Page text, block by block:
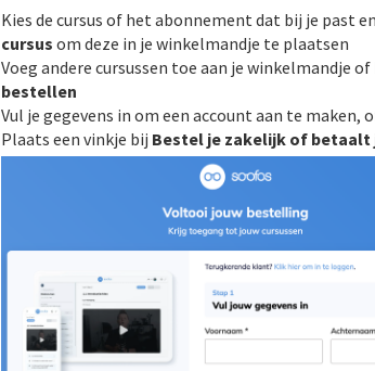
Kies de cursus of het abonnement dat bij je past
cursus om deze in je winkelmandje te plaatsen
Voeg andere cursussen toe aan je winkelmandje
bestellen
Vul je gegevens in om een account aan te maken,
Plaats een vinkje bij Bestel je zakelijk of betaalt